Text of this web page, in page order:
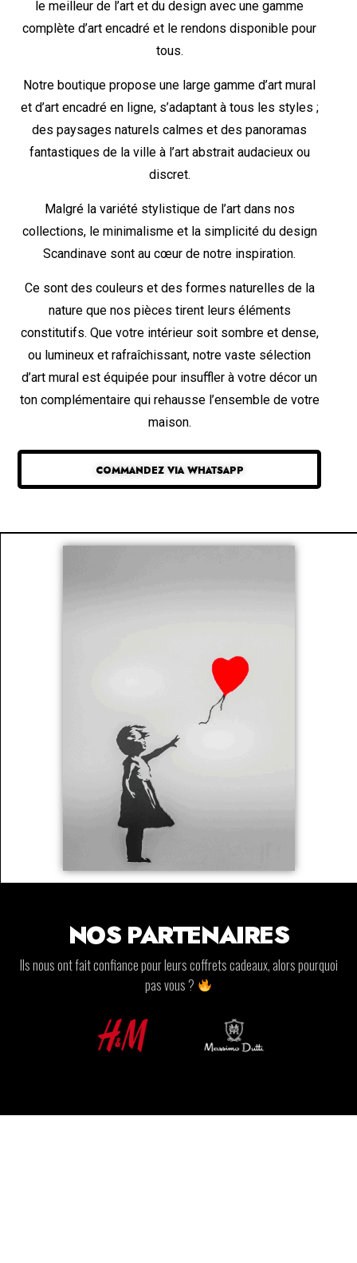
le meilleur de l’art et du design avec une gamme
complète d’art encadré et le rendons disponible pour
tous.
Notre boutique propose une large gamme d’art mural
et d’art encadré en ligne, s’adaptant à tous les styles ;
des paysages naturels calmes et des panoramas
fantastiques de la ville à l’art abstrait audacieux ou
discret.
Malgré la variété stylistique de l’art dans nos
collections, le minimalisme et la simplicité du design
Scandinave sont au cœur de notre inspiration.
Ce sont des couleurs et des formes naturelles de la
nature que nos pièces tirent leurs éléments
constitutifs. Que votre intérieur soit sombre et dense,
ou lumineux et rafraîchissant, notre vaste sélection
d’art mural est équipée pour insuffler à votre décor un
ton complémentaire qui rehausse l’ensemble de votre
maison.
COMMANDEZ VIA WHATSAPP
NOS PARTENAIRES
Ils nous ont fait confiance pour leurs coffrets cadeaux, alors pourquoi
pas vous ?